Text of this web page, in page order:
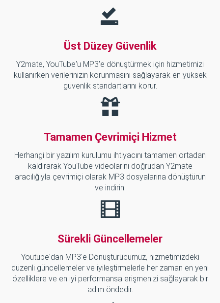
Üst Düzey Güvenlik
Y2mate, YouTube'u MP3'e dönüştürmek için hizmetimizi
kullanırken verilerinizin korunmasını sağlayarak en yüksek
güvenlik standartlarını korur.
Tamamen Çevrimiçi Hizmet
Herhangi bir yazılım kurulumu ihtiyacını tamamen ortadan
kaldırarak YouTube videolarını doğrudan Y2mate
aracılığıyla çevrimiçi olarak MP3 dosyalarına dönüştürün
ve indirin.
Sürekli Güncellemeler
Youtube'dan MP3'e Dönüştürücümüz, hizmetimizdeki
düzenli güncellemeler ve iyileştirmelerle her zaman en yeni
özelliklere ve en iyi performansa erişmenizi sağlayarak bir
adım öndedir.